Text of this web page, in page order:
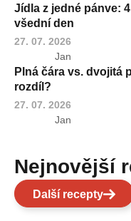
Jídla z jedné pánve:
všední den
27. 07. 2026
Jan
Plná čára vs. dvojitá
rozdíl?
27. 07. 2026
Jan
Nejnovější
Další recepty